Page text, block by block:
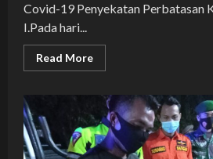
Covid-19 Penyekatan Perbatasan
I.Pada hari...
Read MoreRead
more
OPS
YUSTISI
PENEGAKAN
DISIPLIN
PROTOKOL
KESEHATAN